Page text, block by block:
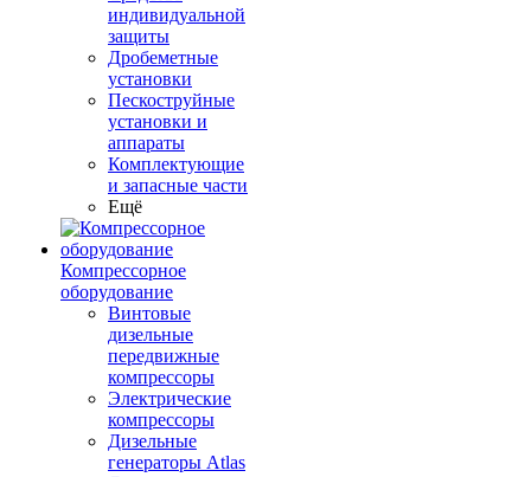
индивидуальной
защиты
Дробеметные
установки
Пескоструйные
установки и
аппараты
Комплектующие
и запасные части
Ещё
Компрессорное
оборудование
Винтовые
дизельные
передвижные
компрессоры
Электрические
компрессоры
Дизельные
генераторы Atlas